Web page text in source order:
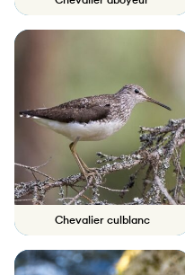
Chevalier culblanc